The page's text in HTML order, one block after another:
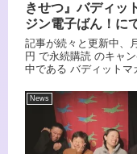
きせつ』バディッ
ジン電子ばん！に
LUNKHEAD 小高
の月1コラム連載が
5/15(木)よりスタ
記事が続々と更新中、
円 で永続購読 のキャ
中である バディットマ
12:00 に公開の記事は
LUNKHEADのVo.Gt.小
のコラム、『小高芳太
ばのきせつ』。こちら
り月1連載となります。
News